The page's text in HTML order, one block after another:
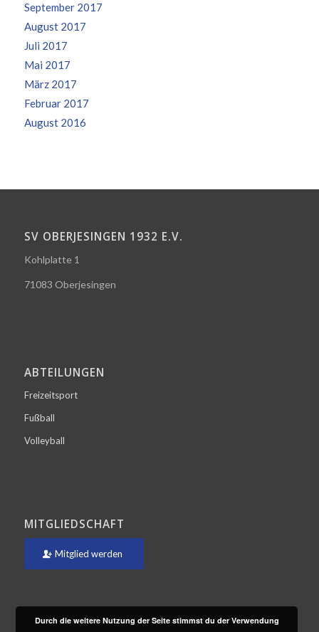
September 2017
August 2017
Juli 2017
Mai 2017
März 2017
Februar 2017
August 2016
SV OBERJESINGEN 1932 E.V.
Kohlplatte 1
71083 Oberjesingen
ABTEILUNGEN
Freizeitsport
Fußball
Volleyball
MITGLIEDSCHAFT
Mitglied werden
Durch die weitere Nutzung der Seite stimmst du der Verwendung